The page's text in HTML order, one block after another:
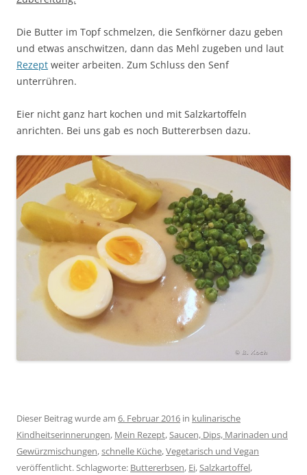
Die Butter im Topf schmelzen, die Senfkörner dazu geben
und etwas anschwitzen, dann das Mehl zugeben und laut
Rezept weiter arbeiten. Zum Schluss den Senf
unterrühren.
Eier nicht ganz hart kochen und mit Salzkartoffeln
anrichten. Bei uns gab es noch Buttererbsen dazu.
Dieser Beitrag wurde am 6. Februar 2016 in kulinarische
Kindheitserinnerungen, Mein Rezept,Saucen, Dips, Marinaden und
Gewürzmischungen,schnelle Küche,Vegetarisch und Vegan
veröffentlicht. Schlagworte: Buttererbsen, Ei,Salzkartoffel,